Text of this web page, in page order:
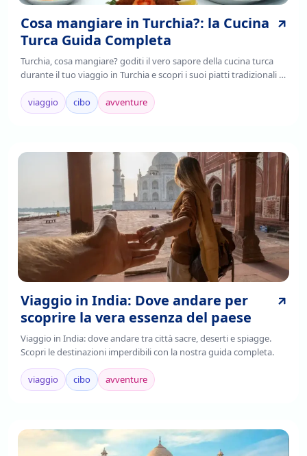
Cosa mangiare in Turchia?: la Cucina
Turca Guida Completa
Turchia, cosa mangiare? goditi il vero sapore della cucina turca
durante il tuo viaggio in Turchia e scopri i suoi piatti tradizionali ,
è il frutto della fusione di tradizioni culinarie regionali,
mediterranee e asiatiche.
viaggio cibo avventure
Viaggio in India: Dove andare per
scoprire la vera essenza del paese
Viaggio in India: dove andare tra città sacre, deserti e spiagge.
Scopri le destinazioni imperdibili con la nostra guida completa.
viaggio cibo avventure